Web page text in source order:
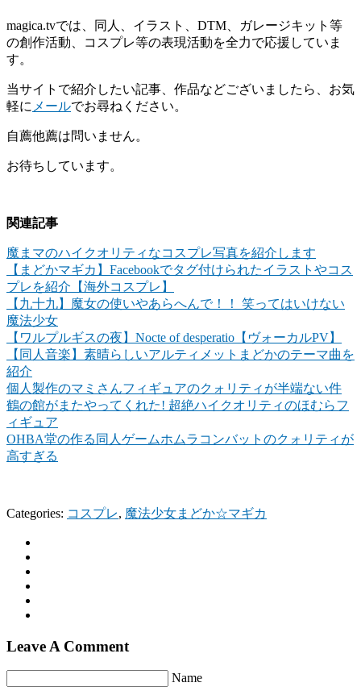
magica.tvでは、同人、イラスト、DTM、ガレージキット等
の創作活動、コスプレ等の表現活動を全力で応援していま
す。
当サイトで紹介したい記事、作品などございましたら、お気
軽に メールでお尋ねください。
自薦他薦は問いません。
お待ちしています。
関連記事
魔まマのハイクオリティなコスプレ写真を紹介します
【まどかマギカ】Facebookでタグ付けられたイラストやコス
プレを紹介【海外コスプレ】
【九十九】魔女の使いやあらへんで！！ 笑ってはいけない
魔法少女
【ワルプルギスの夜】Nocte of desperatio【ヴォーカルPV】
【同人音楽】素晴らしいアルティメットまどかのテーマ曲を
紹介
個人製作のマミさんフィギュアのクォリティが半端ない件
鶴の館がまたやってくれた! 超絶ハイクオリティのほむらフ
ィギュア
OHBA堂の作る同人ゲームホムラコンバットのクォリティが
高すぎる
Categories: コスプレ, 魔法少女まどか☆マギカ
Leave A Comment
Name